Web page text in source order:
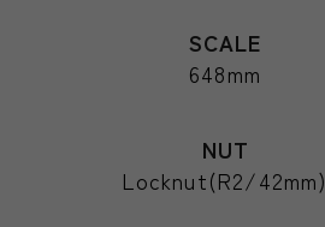
SCALE
648mm
NUT
Locknut(R2/42mm)